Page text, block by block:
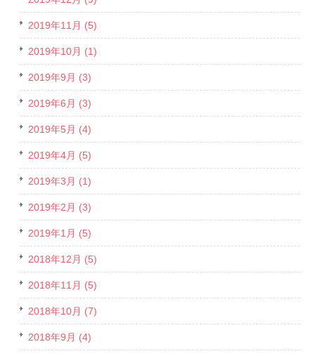
2019年11月 (5)
2019年10月 (1)
2019年9月 (3)
2019年6月 (3)
2019年5月 (4)
2019年4月 (5)
2019年3月 (1)
2019年2月 (3)
2019年1月 (5)
2018年12月 (5)
2018年11月 (5)
2018年10月 (7)
2018年9月 (4)